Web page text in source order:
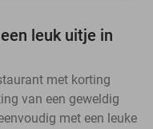
leuk uitje in
met korting
van een geweldig
met een leuke